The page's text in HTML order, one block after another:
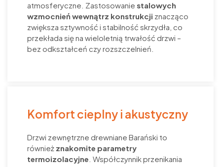
atmosferyczne. Zastosowanie stalowych
wzmocnień wewnątrz konstrukcji znacząco
zwiększa sztywność i stabilność skrzydła, co
przekłada się na wieloletnią trwałość drzwi –
bez odkształceń czy rozszczelnień.
Komfort cieplny i akustyczny
Drzwi zewnętrzne drewniane Barański to
również znakomite parametry
termoizolacyjne . Współczynnik przenikania